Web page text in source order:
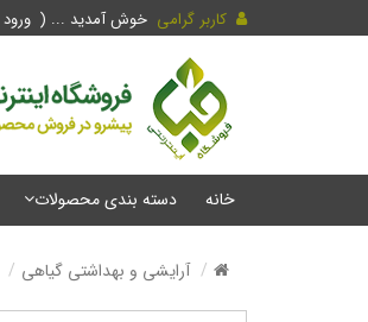
کاربر گرامی خوش آمدید ... (
خانه دسته بندی محصولات
آرایشی و بهداشتی گیاهی